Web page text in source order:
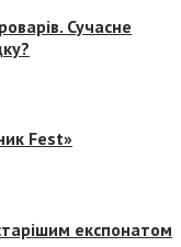
Сучасне
Fest»
експонатом